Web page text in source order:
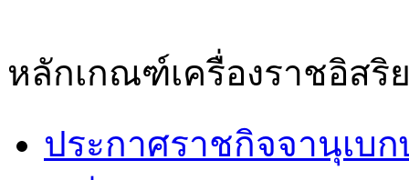
หลักเกณฑ์เครื่องราชอิสริ
ประกาศราชกิจจานุเบ